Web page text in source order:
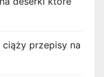
przepisy na